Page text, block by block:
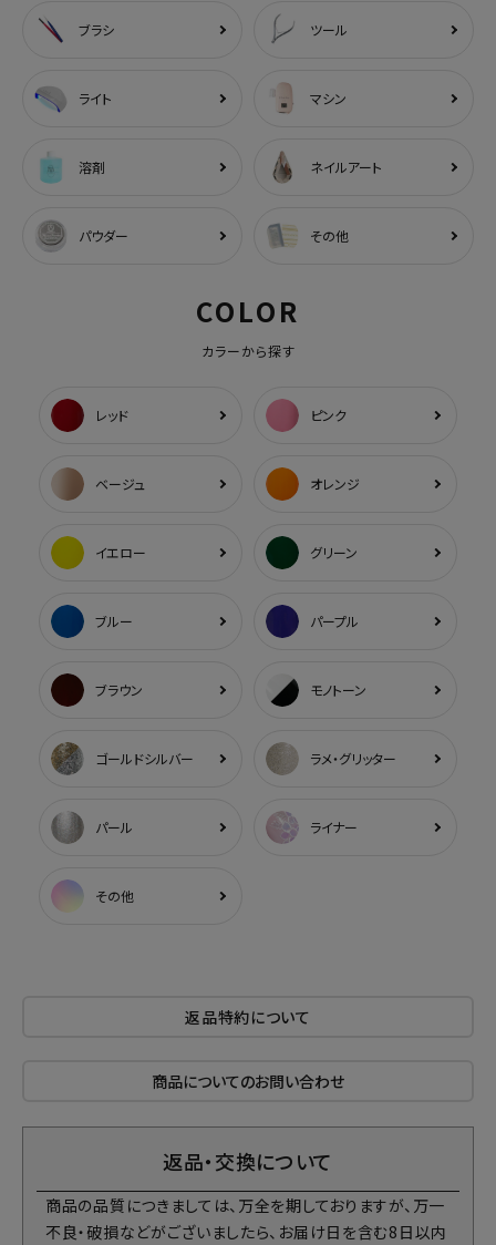
ブラシ ツール
ライト マシン
溶剤 ネイルアート
パウダー その他
COLOR
カラーから探す
レッド ピンク
ベージュ オレンジ
イエロー グリーン
ブルー パープル
ブラウン モノトーン
ゴールドシルバー ラメ・グリッター
パール ライナー
その他
返品特約について
商品についてのお問い合わせ
返品・交換について
商品の品質につきましては、万全を期しておりますが、万一
不良・破損などがございましたら、お届け日を含む8日以内